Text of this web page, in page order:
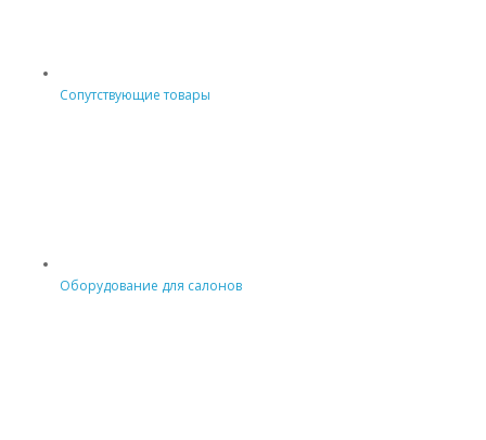
Сопутствующие товары
Оборудование для салонов